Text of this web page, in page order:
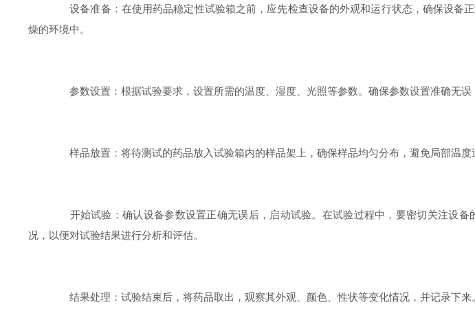
设备准备：在使用药品稳定性试验箱之前，应先检查设备的外观和运行状态，确保设备
燥的环境中。
参数设置：根据试验要求，设置所需的温度、湿度、光照等参数。确保参数设置准确无误
样品放置：将待测试的药品放入试验箱内的样品架上，确保样品均匀分布，避免局部温度
开始试验：确认设备参数设置正确无误后，启动试验。在试验过程中，要密切关注设备
况，以便对试验结果进行分析和评估。
结果处理：试验结束后，将药品取出，观察其外观、颜色、性状等变化情况，并记录下来